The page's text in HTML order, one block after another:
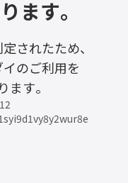
ます。
されたため、
のご利用を
ます。